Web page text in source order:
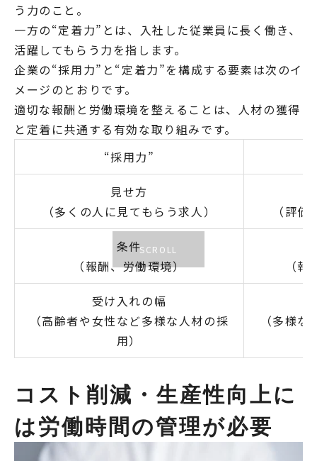
う力のこと。
一方の“定着力”とは、入社した従業員に長く働き、
活躍してもらう力を指します。
企業の“採用力”と“定着力”を構成する要素は次のイ
メージのとおりです。
適切な報酬と労働環境を整えることは、人材の獲得
と定着に共通する有効な取り組みです。
“採用力”
見せ方
（多くの人に見てもらう求人）
（評
条件
（報酬、労働環境）
（
受け入れの幅
（高齢者や女性など多様な人材の採
用）
（多様
コスト削減・生産性向上に
は労働時間の管理が必要